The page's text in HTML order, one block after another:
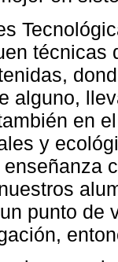
técnicas
alguno,
en
y
punto de